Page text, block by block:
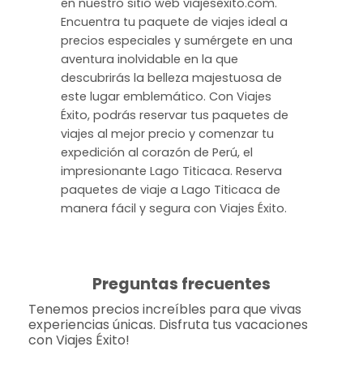
Encuentra tu paquete de viajes ideal a
precios especiales y sumérgete en una
aventura inolvidable en la que
descubrirás la belleza majestuosa de
este lugar emblemático. Con Viajes
Éxito, podrás reservar tus paquetes de
viajes al mejor precio y comenzar tu
expedición al corazón de Perú, el
impresionante Lago Titicaca. Reserva
paquetes de viaje a Lago Titicaca de
manera fácil y segura con Viajes Éxito.
Preguntas frecuentes
Tenemos precios increíbles para que vivas
experiencias únicas. Disfruta tus vacaciones
con Viajes Éxito!